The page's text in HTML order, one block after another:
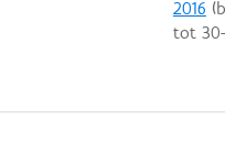
2016
tot